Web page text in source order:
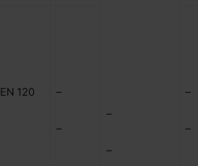
–
–
ΕΝ 120 –
–
–
–